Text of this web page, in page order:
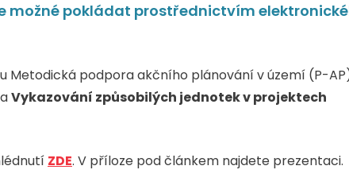
možné pokládat prostřednictvím
Metodická podpora akčního plánování v území (P-
Vykazování způsobilých jednotek v projektech
ZDE. V příloze pod článkem najdete prezentaci.